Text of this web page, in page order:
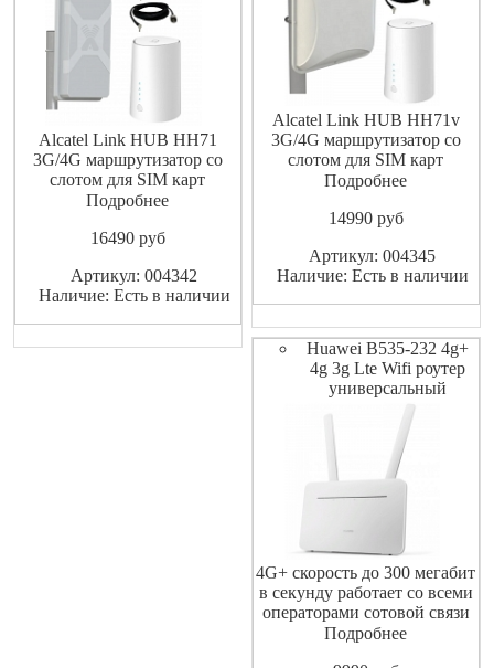
Alcatel Link HUB HH71
3G/4G маршрутизатор со
слотом для SIM карт
подходят GSM операторы
МТС Мегафон Билайн
т.п.(тарифные планы без
ограничений для работы в
Подробнее
16490pуб
Артикул: 004342
Наличие: Есть в наличии
Alcatel Link HUB HH71v
3G/4G маршрутизатор со
слотом для SIM карт
подходят GSM операторы
МТС Мегафон Билайн
т.п.(тарифные планы без
ограничений для работы в
Подробнее
14990pуб
Артикул: 004345
Наличие: Есть в наличии
Huawei B535-232 4g+
4g 3g Lte Wifi роутер
универсальный
4G+ скорость до 300 мегабит
в секунду работает со всеми
операторами сотовой связи
сети GSM 4G LTE. Режим
Подробнее